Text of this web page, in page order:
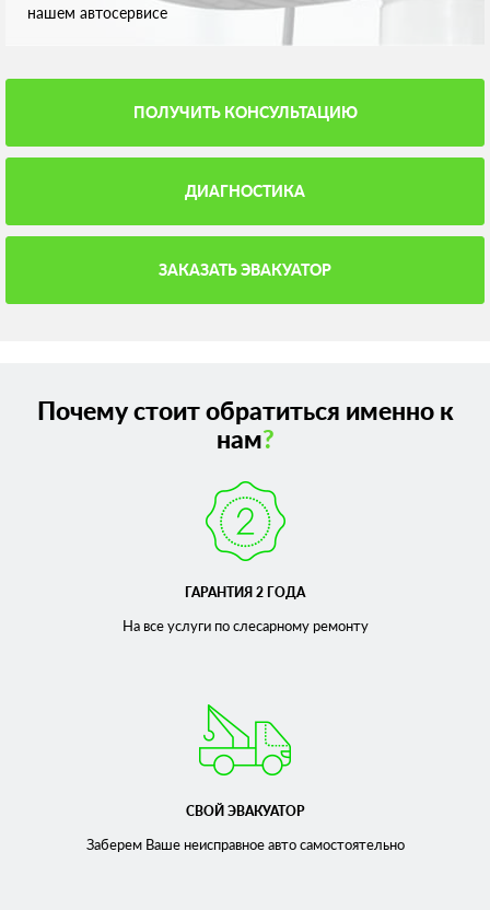
нашем автосервисе
ПОЛУЧИТЬ КОНСУЛЬТАЦИЮ
ДИАГНОСТИКА
ЗАКАЗАТЬ ЭВАКУАТОР
Почему стоит обратиться именно к
нам?
ГАРАНТИЯ 2 ГОДА
На все услуги по слесарномуремонту
СВОЙ ЭВАКУАТОР
Заберем Ваше неисправноеавто самостоятельно